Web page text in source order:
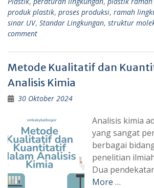
produk plastik, proses produksi, ramah
sinar UV, Standar Lingkungan, struktur
comment
Metode Kualitatif dan
Analisis Kimia
30 Oktober 2024
Analisis kimia
yang sangat
berbagai
penelitian
Dua
More …